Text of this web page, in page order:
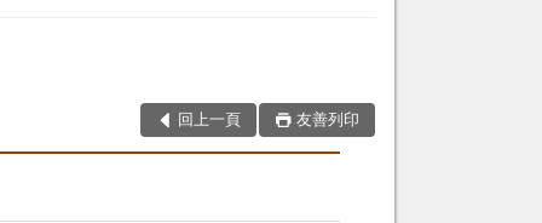
回上一頁 友善列印